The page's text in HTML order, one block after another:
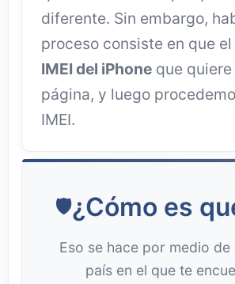
diferente. Sin embargo,
proceso consiste en que
IMEI del iPhone que
página, y luego
IMEI.
¿Cómo es
Eso se hace por medio de
país en el que te